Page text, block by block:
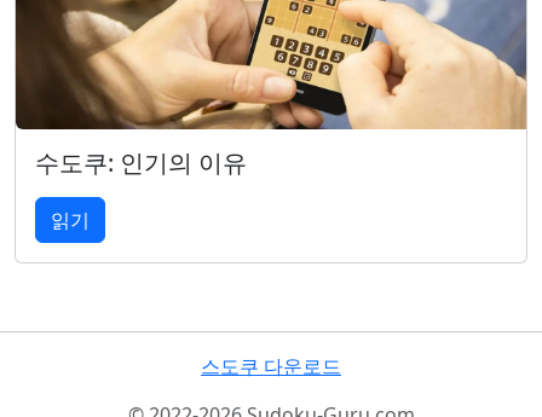
수도쿠: 인기의 이유
읽기
스도쿠 다운로드